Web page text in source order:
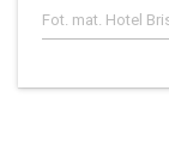
Fot. mat. Hotel